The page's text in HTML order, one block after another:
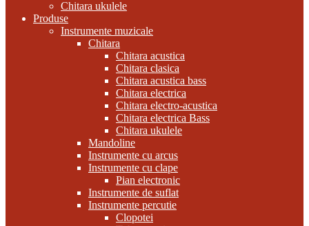
Chitara ukulele
Produse
Instrumente muzicale
Chitara
Chitara acustica
Chitara clasica
Chitara acustica bass
Chitara electrica
Chitara electro-acustica
Chitara electrica Bass
Chitara ukulele
Mandoline
Instrumente cu arcus
Instrumente cu clape
Pian electronic
Instrumente de suflat
Instrumente percutie
Clopotei